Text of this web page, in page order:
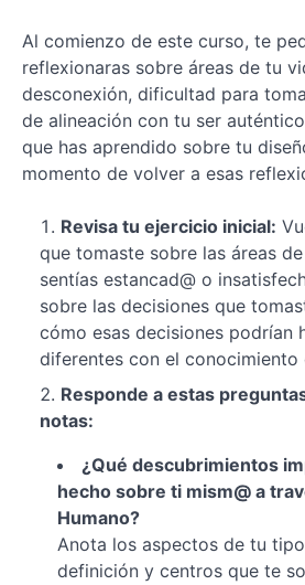
Al comienzo de este curso, te
reflexionaras sobre áreas de tu
desconexión, dificultad para
de alineación con tu ser
que has aprendido sobre tu
momento de volver a esas
Revisa tu ejercicio inicial:
que tomaste sobre las áreas
sentías estancad@ o
sobre las decisiones que
cómo esas decisiones podrían
diferentes con el conocimiento
Responde a estas
notas:
¿Qué descubrimientos
hecho sobre ti mism@ a
Humano?
Anota los aspectos de tu
definición y centros que te